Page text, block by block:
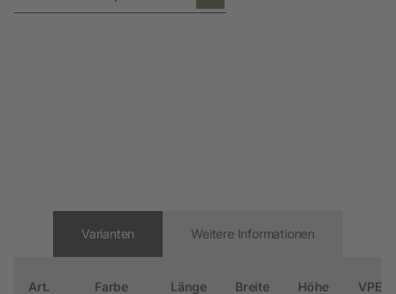
Varianten
Art.
Farbe Länge Breite Höhe VPE
Weitere Informationen